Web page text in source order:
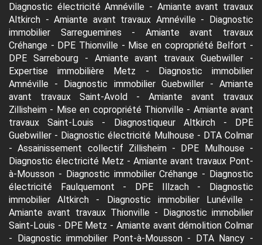
Diagnostic électricité Amnéville - Amiante avant travaux
Altkirch -Amiante avant travaux Amnéville - Diagnostic
immobilier Sarreguemines - Amiante avant travaux
Créhange - DPE Thionville - Mise en copropriété Belfort -
DPE Sarrebourg- Amiante avant travaux Guebwiller -
Expertise immobilière Metz - Diagnostic immobilier
Amnéville - Diagnostic immobilier Guebwiller-Amiante
avant travaux Saint-Avold - Amiante avant travaux
Zillisheim - Mise en copropriété Thionville - Amiante avant
travaux Saint-Louis - Diagnostiqueur Altkirch- DPE
Guebwiller - Diagnostic électricité Mulhouse - DTA Colmar
-Assainissement collectif Zillisheim- DPE Mulhouse -
Diagnostic électricité Metz - Amiante avant travaux Pont-
à-Mousson - Diagnostic immobilier Créhange - Diagnostic
électricité Faulquemont - DPE Illzach- Diagnostic
immobilier Altkirch - Diagnostic immobilier Lunéville -
Amiante avant travaux Thionville - Diagnostic immobilier
Saint-Louis - DPE Metz - Amiante avant démolition Colmar
- Diagnostic immobilier Pont-à-Mousson- DTA Nancy -